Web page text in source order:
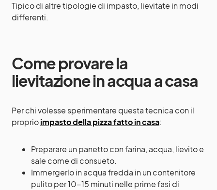
Tipico di altre tipologie di impasto, lievitate in modi
differenti.
Come provare la
lievitazione in acqua a casa
Per chi volesse sperimentare questa tecnica con il
proprioimpasto della pizza fatto in casa:
Preparare un panetto con farina, acqua, lievito e
sale come di consueto.
Immergerlo in acqua fredda in un contenitore
pulito per 10-15 minuti nelle prime fasi di